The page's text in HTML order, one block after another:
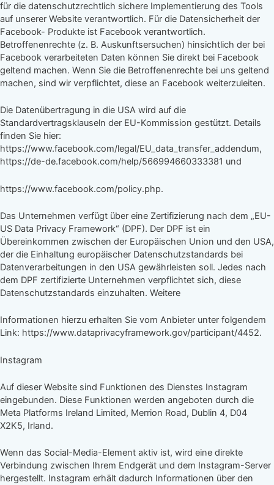
für die datenschutzrechtlich sichere Implementierung des Tools
auf unserer Website verantwortlich. Für die Datensicherheit der
Facebook- Produkte ist Facebook verantwortlich.
Betroffenenrechte (z. B. Auskunftsersuchen) hinsichtlich der bei
Facebook verarbeiteten Daten können Sie direkt bei Facebook
geltend machen. Wenn Sie die Betroffenenrechte bei uns geltend
machen, sind wir verpflichtet, diese an Facebook weiterzuleiten.
Die Datenübertragung in die USA wird auf die
Standardvertragsklauseln der EU-Kommission gestützt. Details
finden Sie hier:
https://www.facebook.com/legal/EU_data_transfer_addendum,
https://de-de.facebook.com/help/566994660333381 und
https://www.facebook.com/policy.php.
Das Unternehmen verfügt über eine Zertifizierung nach dem „EU-
US Data Privacy Framework“ (DPF). Der DPF ist ein
Übereinkommen zwischen der Europäischen Union und den USA,
der die Einhaltung europäischer Datenschutzstandards bei
Datenverarbeitungen in den USA gewährleisten soll. Jedes nach
dem DPF zertifizierte Unternehmen verpflichtet sich, diese
Datenschutzstandards einzuhalten. Weitere
Informationen hierzu erhalten Sie vom Anbieter unter folgendem
Link: https://www.dataprivacyframework.gov/participant/4452.
Instagram
Auf dieser Website sind Funktionen des Dienstes Instagram
eingebunden. Diese Funktionen werden angeboten durch die
Meta Platforms Ireland Limited, Merrion Road, Dublin 4, D04
X2K5, Irland.
Wenn das Social-Media-Element aktiv ist, wird eine direkte
Verbindung zwischen Ihrem Endgerät und dem Instagram-Server
hergestellt. Instagram erhält dadurch Informationen über den